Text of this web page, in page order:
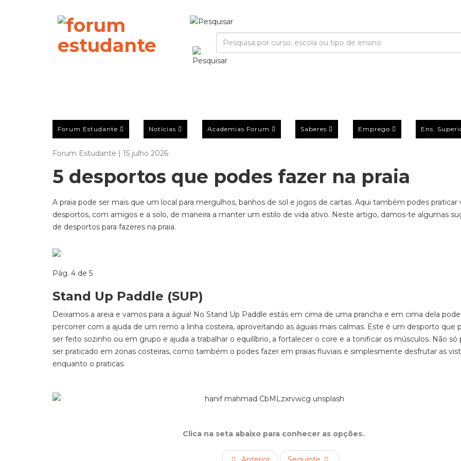
Forum Estudante Notícias Academias Forum Saberes Emprego Ens.
Forum Estudante | 15 julho 2026
5 desportos que podes fazer na praia
A praia pode ser mais que um local para mergulhos, banhos de sol e jogos de cartas. Aqui também podes praticar
desportos, com amigos e a solo, de maneira a manter um estilo de vida ativo. Neste artigo, damos-te algumas
de desportos para fazeres na praia.
Pág. 4 de 5
Stand Up Paddle (SUP)
Deixamos a areia e vamos para a água! No Stand Up Paddle estás em cima de uma prancha e em cima dela
percorrer com a ajuda de um remo a linha costeira, aproveitando as águas mais calmas. Este é um desporto que
ser feito sozinho ou em grupo e ajuda a trabalhar o equilíbrio, a fortalecer o core e a tonificar os músculos. Não só
ser praticado em zonas costeiras, como também o podes fazer em praias fluviais e simplesmente desfrutar as
enquanto o praticas.
Clica na seta abaixo para conhecer as opções.